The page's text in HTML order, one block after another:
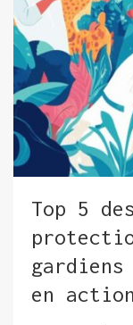
Top 5
en action